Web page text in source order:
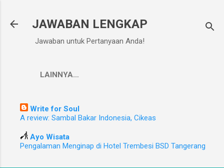
JAWABAN LENGKAP
Jawaban untuk Pertanyaan Anda!
LAINNYA…
Write for Soul
A review: Sambal Bakar Indonesia, Cikeas
Ayo Wisata
Pengalaman Menginap di Hotel Trembesi BSD Tangerang